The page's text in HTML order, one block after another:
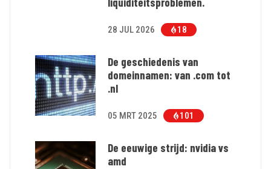
28 JUL 2026 18
De geschiedenis van
domeinnamen: van .com tot
.nl
05 MRT 2025 101
De eeuwige strijd: nvidia vs
amd